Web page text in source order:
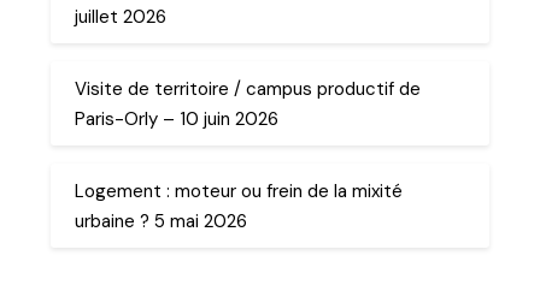
juillet 2026
Visite de territoire / campus productif de
Paris-Orly – 10 juin 2026
Logement : moteur ou frein de la mixité
urbaine ? 5 mai 2026